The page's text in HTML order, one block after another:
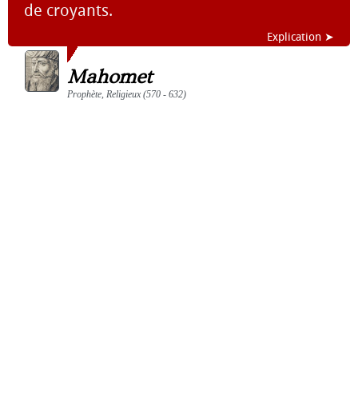
de croyants.
Explication ➤
Mahomet
Prophète, Religieux (570 - 632)